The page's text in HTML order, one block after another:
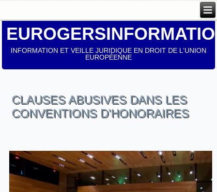
INFORMATION ET VEILLE JURIDIQUE EN DROIT DE L'UNION
EUROPÉENNE
CLAUSES ABUSIVES DANS LES
CONVENTIONS D'HONORAIRES